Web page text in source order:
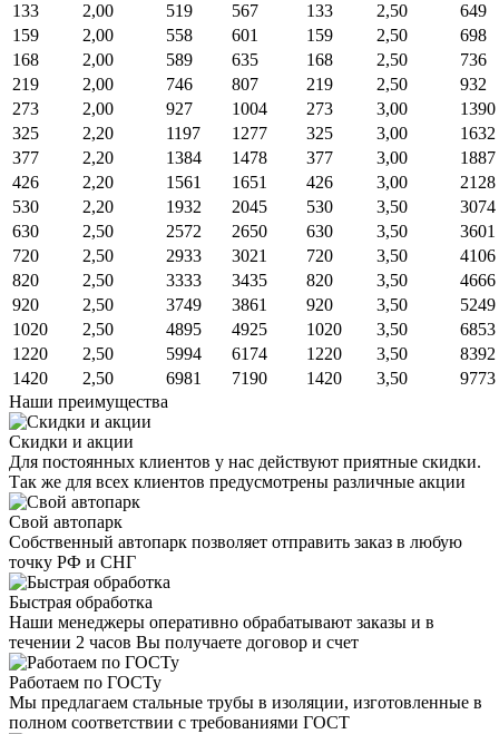
133
2,00 519 567 133 2,50
649
159
2,00 558 601 159 2,50
698
168
2,00 589 635 168 2,50
736
219
2,00 746 807 219 2,50
932
273
2,00 927 1004 273 3,00
1390
325
2,20 1197 1277 325 3,00
1632
377
2,20 1384 1478 377 3,00
1887
426
2,20 1561 1651 426 3,00
2128
530
2,20 1932 2045 530 3,50
3074
630
2,50 2572 2650 630 3,50
3601
720
2,50 2933 3021 720 3,50
4106
820
2,50 3333 3435 820 3,50
4666
920
2,50 3749 3861 920 3,50
5249
1020
2,50 4895 4925 1020 3,50
6853
1220
2,50 5994 6174 1220 3,50
8392
1420
2,50 6981 7190 1420 3,50
9773
Наши преимущества
Скидки и акции
Для постоянных клиентов у нас действуют приятные скидки.
Так же для всех клиентов предусмотрены различные акции
Свой автопарк
Собственный автопарк позволяет отправить заказ в любую
точку РФ и СНГ
Быстрая обработка
Наши менеджеры оперативно обрабатывают заказы и в
течении 2 часов Вы получаете договор и счет
Работаем по ГОСТу
Мы предлагаем стальные трубы в изоляции, изготовленные в
полном соответствии с требованиями ГОСТ